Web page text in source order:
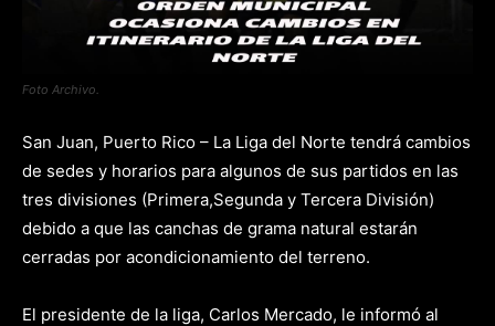
Foto Archivo.
San Juan, Puerto Rico – La Liga del Norte tendrá cambios
de sedes y horarios para algunos de sus partidos en las
tres divisiones (Primera,Segunda y Tercera División)
debido a que las canchas de grama natural estarán
cerradas por acondicionamiento del terreno.
El presidente de la liga, Carlos Mercado, le informó al